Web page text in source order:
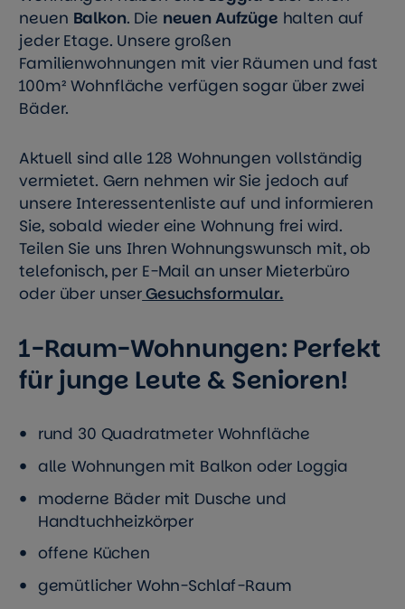
neuen Balkon. Die neuen Aufzüge halten auf
jeder Etage. Unsere großen
Familienwohnungen mit vier Räumen und fast
100m² Wohnfläche verfügen sogar über zwei
Bäder.
Aktuell sind alle 128 Wohnungen vollständig
vermietet. Gern nehmen wir Sie jedoch auf
unsere Interessentenliste auf und informieren
Sie, sobald wieder eine Wohnung frei wird.
Teilen Sie uns Ihren Wohnungswunsch mit, ob
telefonisch, per E-Mail an unser Mieterbüro
oder über unserGesuchsformular.
1-Raum-Wohnungen: Perfekt
für junge Leute & Senioren!
rund 30 Quadratmeter Wohnfläche
alle Wohnungen mit Balkon oder Loggia
moderne Bäder mit Dusche und
Handtuchheizkörper
offene Küchen
gemütlicher Wohn-Schlaf-Raum